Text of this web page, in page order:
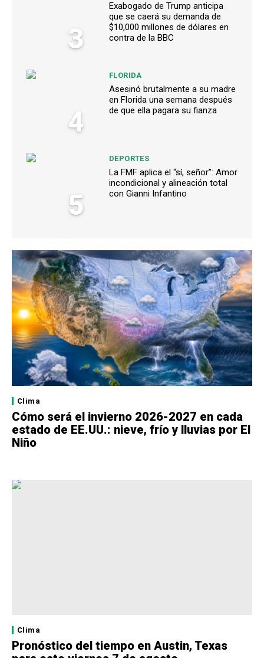
3
Exabogado de Trump anticipa
que se caerá su demanda de
$10,000 millones de dólares en
contra de la BBC
4
FLORIDA
Asesinó brutalmente a su madre
en Florida una semana después
de que ella pagara su fianza
5
DEPORTES
La FMF aplica el “sí, señor”: Amor
incondicional y alineación total
con Gianni Infantino
Clima
Cómo será el invierno 2026-2027 en cada
estado de EE.UU.: nieve, frío y lluvias por El
Niño
Clima
Pronóstico del tiempo en Austin, Texas